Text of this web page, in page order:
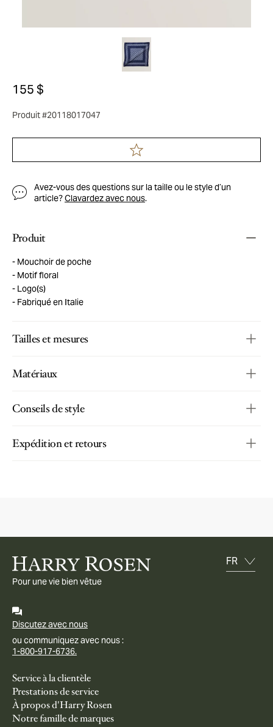
155 $
Produit #20118017047
Avez-vous des questions sur la taille ou le style d’un
article?Clavardez avec nous.
Produit
Mouchoir de poche
Motif floral
Logo(s)
Fabriqué en Italie
Tailles et mesures
Matériaux
Conseils de style
Expédition et retours
Pour une vie bien vêtue
Discutez avec nous
ou communiquez avec nous :
1-800-917-6736.
Service à la clientèle
Prestations de service
À propos d'Harry Rosen
Notre famille de marques